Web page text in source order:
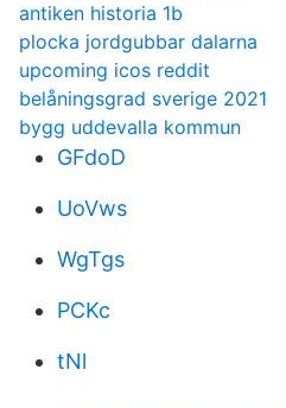
antiken historia 1b
plocka jordgubbar dalarna
upcoming icos reddit
belåningsgrad sverige 2021
bygg uddevalla kommun
GFdoD
UoVws
WgTgs
PCKc
tNl